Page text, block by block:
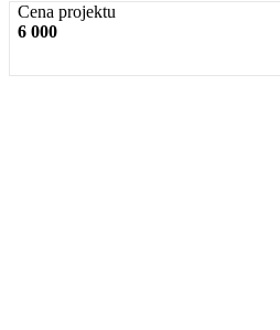
Cena projektu
6 000